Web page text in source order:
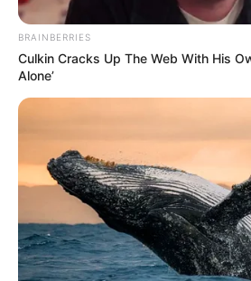
autoridades han reforzado las
corredores estratégicoscon
tráfico.
infractores en 2025
La infracción por estacionar en
está clasificada comoC02en el
Tránsito. Para2025, el valor de
, calculado con base en la
Tributario (UVT), que asciende a
BRAINBERRIES
Culkin Cracks Up The Web With His
Alone’